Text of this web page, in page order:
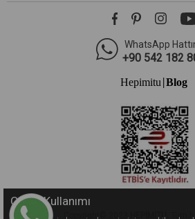
WhatsApp
+90 542 182
Hepimitu| Blog
Copyright© 2023 HEPİMİTU. Tüm
Çerez Kullanımı